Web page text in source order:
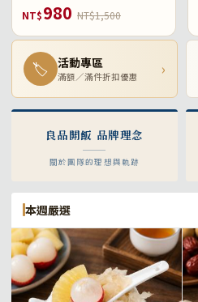
NT$980 NT$1,500
🏷 活動專區
滿額／滿件折扣優惠 ›
良品開飯 品牌理念
關於團隊的理想與軌跡
本週嚴選